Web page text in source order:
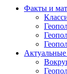
Факты и